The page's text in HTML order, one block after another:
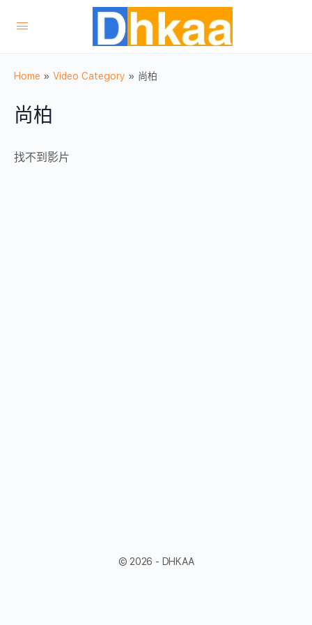
Home » Video Category » 尚柏
尚柏
找不到影片
© 2026 - DHKAA